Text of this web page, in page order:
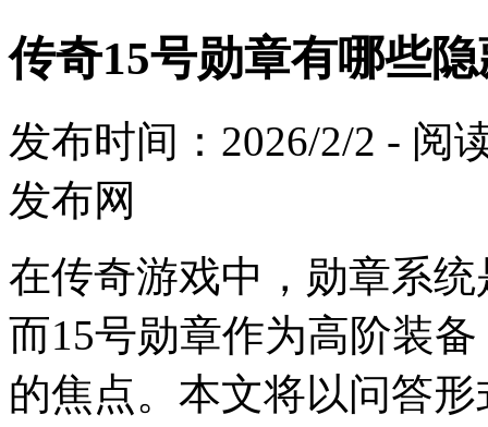
传奇15号勋章有哪些
发布时间：2026/2/2 - 阅
发布网
在传奇游戏中，勋章系
而15号勋章作为高阶装
的焦点。本文将以问答